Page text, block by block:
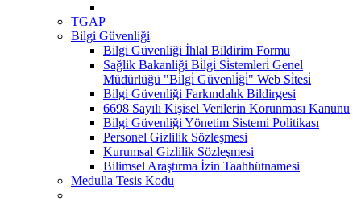
TGAP
Bilgi Güvenliği
Bilgi Güvenliği İhlal Bildirim Formu
Sağlik Bakanliği Bi̇lgi̇ Si̇stemleri̇ Genel
Müdürlüğü "Bi̇lgi̇ Güvenli̇ği̇" Web Si̇tesi̇
Bilgi Güvenliği Farkındalık Bildirgesi
6698 Sayılı Kişisel Verilerin Korunması Kanunu
Bilgi Güvenliği Yönetim Sistemi Politikası
Personel Gizlilik Sözleşmesi
Kurumsal Gizlilik Sözleşmesi
Bilimsel Araştırma İzin Taahhütnamesi
Medulla Tesis Kodu